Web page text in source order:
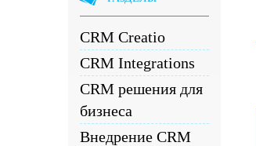
CRM Creatio
CRM Integrations
CRM решения для
бизнеса
Внедрение CRM